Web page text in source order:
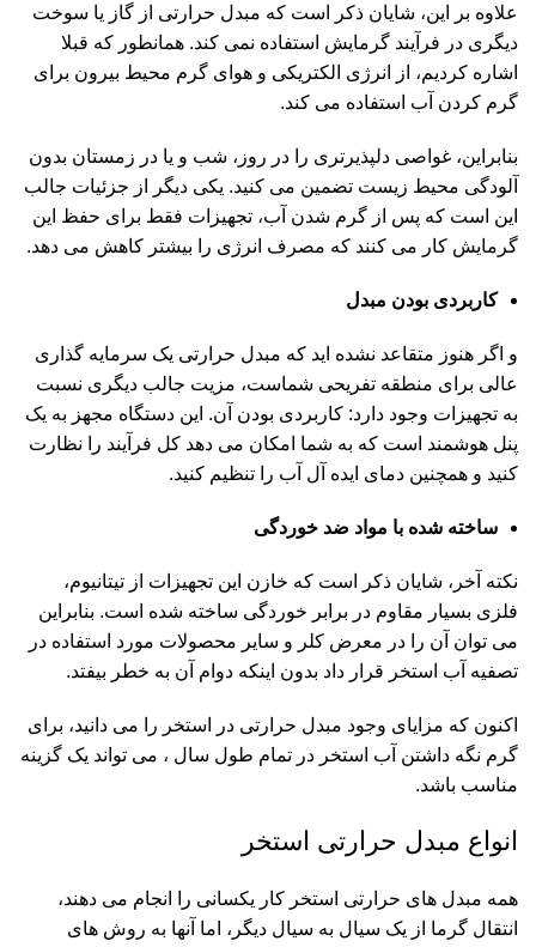
علاوه بر این، شایان ذکر است که مبدل حرارتی از گاز یا سوخت
دیگری در فرآیند گرمایش استفاده نمی کند. همانطور که قبلا
اشاره کردیم، از انرژی الکتریکی و هوای گرم محیط بیرون برای
گرم کردن آب استفاده می کند.
بنابراین، غواصی دلپذیرتری را در روز، شب و یا در زمستان بدون
آلودگی محیط زیست تضمین می کنید. یکی دیگر از جزئیات جالب
این است که پس از گرم شدن آب، تجهیزات فقط برای حفظ این
گرمایش کار می کنند که مصرف انرژی را بیشتر کاهش می دهد.
کاربردی بودن مبدل
و اگر هنوز متقاعد نشده اید که مبدل حرارتی یک سرمایه گذاری
عالی برای منطقه تفریحی شماست، مزیت جالب دیگری نسبت
به تجهیزات وجود دارد: کاربردی بودن آن. این دستگاه مجهز به یک
پنل هوشمند است که به شما امکان می دهد کل فرآیند را نظارت
کنید و همچنین دمای ایده آل آب را تنظیم کنید.
ساخته شده با مواد ضد خوردگی
نکته آخر، شایان ذکر است که خازن این تجهیزات از تیتانیوم،
فلزی بسیار مقاوم در برابر خوردگی ساخته شده است. بنابراین
می توان آن را در معرض کلر و سایر محصولات مورد استفاده در
تصفیه آب استخر قرار داد بدون اینکه دوام آن به خطر بیفتد.
اکنون که مزایای وجود مبدل حرارتی در استخر را می دانید، برای
گرم نگه داشتن آب استخر در تمام طول سال ، می تواند یک گزینه
مناسب باشد.
انواع مبدل حرارتی استخر
همه مبدل های حرارتی استخر کار یکسانی را انجام می دهند،
انتقال گرما از یک سیال به سیال دیگر، اما آنها به روش های